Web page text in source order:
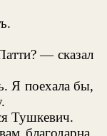
— сказал
Я поехала бы,
Тушкевич.
благодарна,